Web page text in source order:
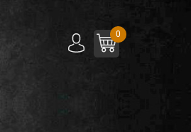
0